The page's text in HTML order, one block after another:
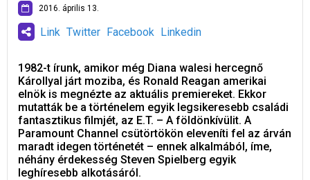
2016. április 13.
Link Twitter Facebook Linkedin
1982-t írunk, amikor még Diana walesi hercegnő
Károllyal járt moziba, és Ronald Reagan amerikai
elnök is megnézte az aktuális premiereket. Ekkor
mutatták be a történelem egyik legsikeresebb családi
fantasztikus filmjét, az E.T. – A földönkívülit. A
Paramount Channel csütörtökön eleveníti fel az árván
maradt idegen történetét – ennek alkalmából, íme,
néhány érdekesség Steven Spielberg egyik
leghíresebb alkotásáról.